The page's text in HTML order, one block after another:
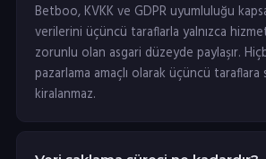
Betboo, KVKK ve GDPR uyumluluğu
verilerini üçüncü taraflarla yalnızca
zorunlu olan asgari düzeyde paylaşır.
pazarlama amaçlı olarak üçüncü taraflara
kiralanmaz.